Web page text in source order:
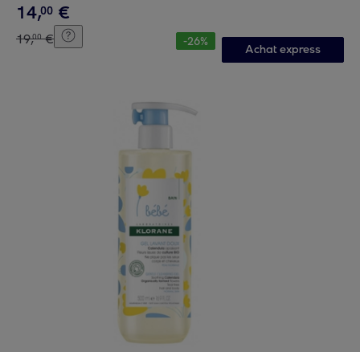
14,00 €
19,00 € -26%
Achat express